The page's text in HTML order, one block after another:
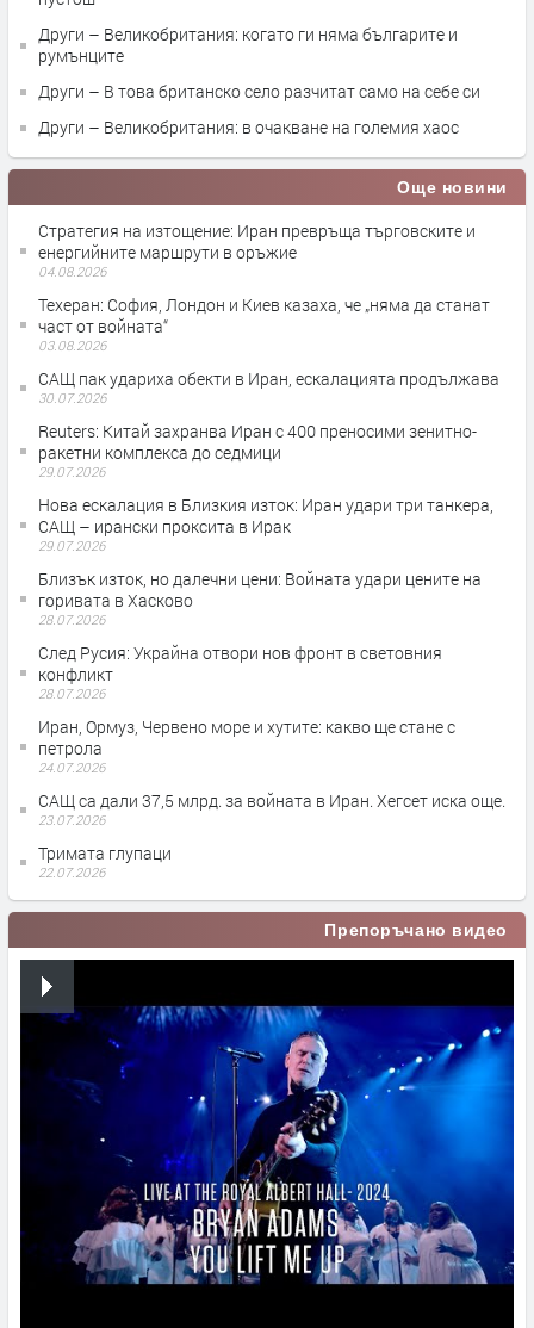
Други – Великобритания: когато ги няма българите и
румънците
Други – В това британско село разчитат само на себе си
Други – Великобритания: в очакване на големия хаос
Още новини
Стратегия на изтощение: Иран превръща търговските и
енергийните маршрути в оръжие
04.08.2026
Teхеран: София, Лондон и Киев казаха, че „няма да станат
част от войната“
03.08.2026
САЩ пак удариха обекти в Иран, ескалацията продължава
30.07.2026
Reuters: Китай захранва Иран с 400 преносими зенитно-
ракетни комплекса до седмици
29.07.2026
Нова ескалация в Близкия изток: Иран удари три танкера,
САЩ – ирански проксита в Ирак
29.07.2026
Близък изток, но далечни цени: Войната удари цените на
горивата в Хасково
28.07.2026
След Русия: Украйна отвори нов фронт в световния
конфликт
28.07.2026
Иран, Ормуз, Червено море и хутите: какво ще стане с
петрола
24.07.2026
САЩ са дали 37,5 млрд. за войната в Иран. Хегсет иска още.
23.07.2026
Тримата глупаци
22.07.2026
Препоръчано видео